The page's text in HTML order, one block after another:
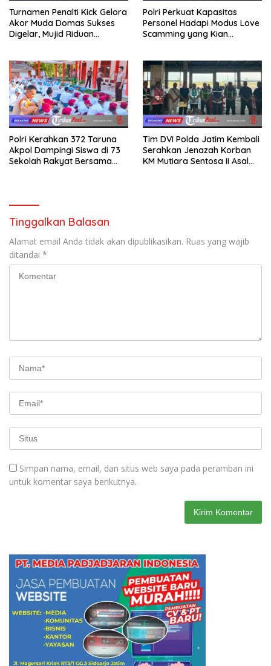
Turnamen Penalti Kick Gelora
Akor Muda Domas Sukses
Digelar, Mujid Riduan
Polri Perkuat Kapasitas
Personel Hadapi Modus Love
Scamming yang Kian
Polri Kerahkan 372 Taruna
Akpol Dampingi Siswa di 73
Sekolah Rakyat Bersama
Tim DVI Polda Jatim Kembali
Serahkan Jenazah Korban
KM Mutiara Sentosa II Asal
Tinggalkan Balasan
Alamat email Anda tidak akan dipublikasikan. Ruas yang wajib
ditandai *
Simpan nama, email, dan situs web saya pada peramban ini
untuk komentar saya berikutnya.